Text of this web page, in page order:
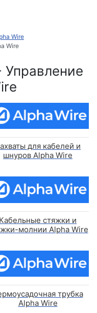
Wire
Wire
Управление
для кабелей и
шнуров Alpha Wire
Кабельные стяжки и
молнии Alpha Wire
трубка
Alpha Wire